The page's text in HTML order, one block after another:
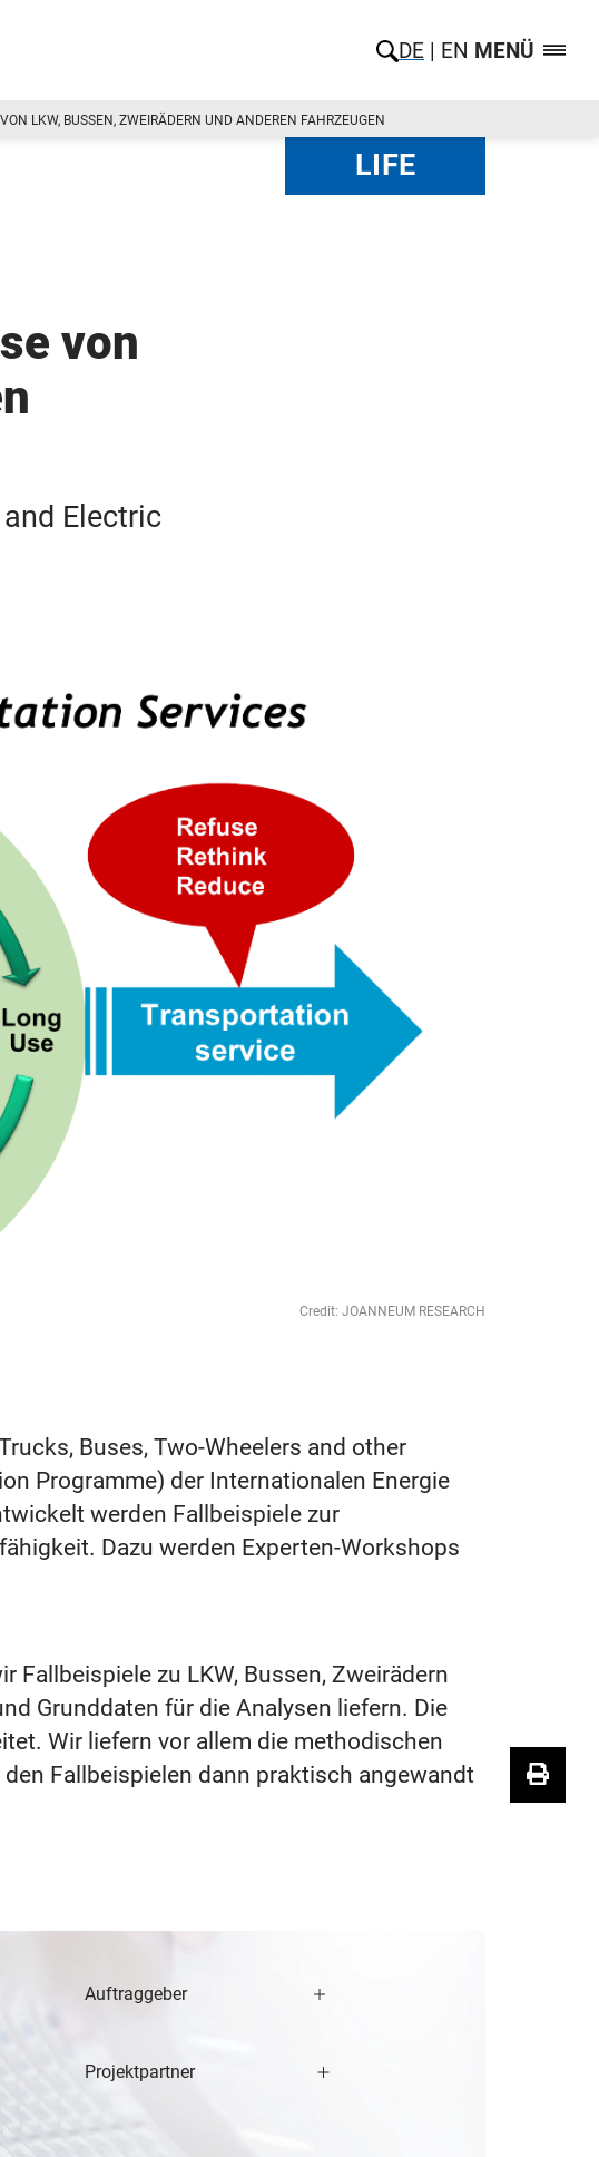
DE EN MENÜ
LKW, BUSSEN, ZWEIRÄDERN UND ANDEREN FAHRZEUGEN
LIFE
von
Electric
Credit: JOANNEUM RESEARCH
Buses, Two-Wheelers and other
Programme) der Internationalen Energie
werden Fallbeispiele zur
Dazu werden Experten-Workshops
zu LKW, Bussen, Zweirädern
Grunddaten für die Analysen liefern. Die
Wir liefern vor allem die methodischen
Fallbeispielen dann praktisch angewandt
Auftraggeber
Projektpartner